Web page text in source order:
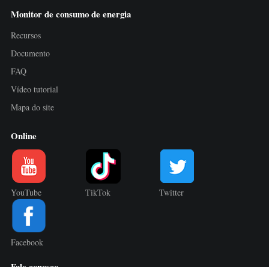
Monitor de consumo de energia
Recursos
Documento
FAQ
Vídeo tutorial
Mapa do site
Online
YouTube TikTok Twitter
Facebook